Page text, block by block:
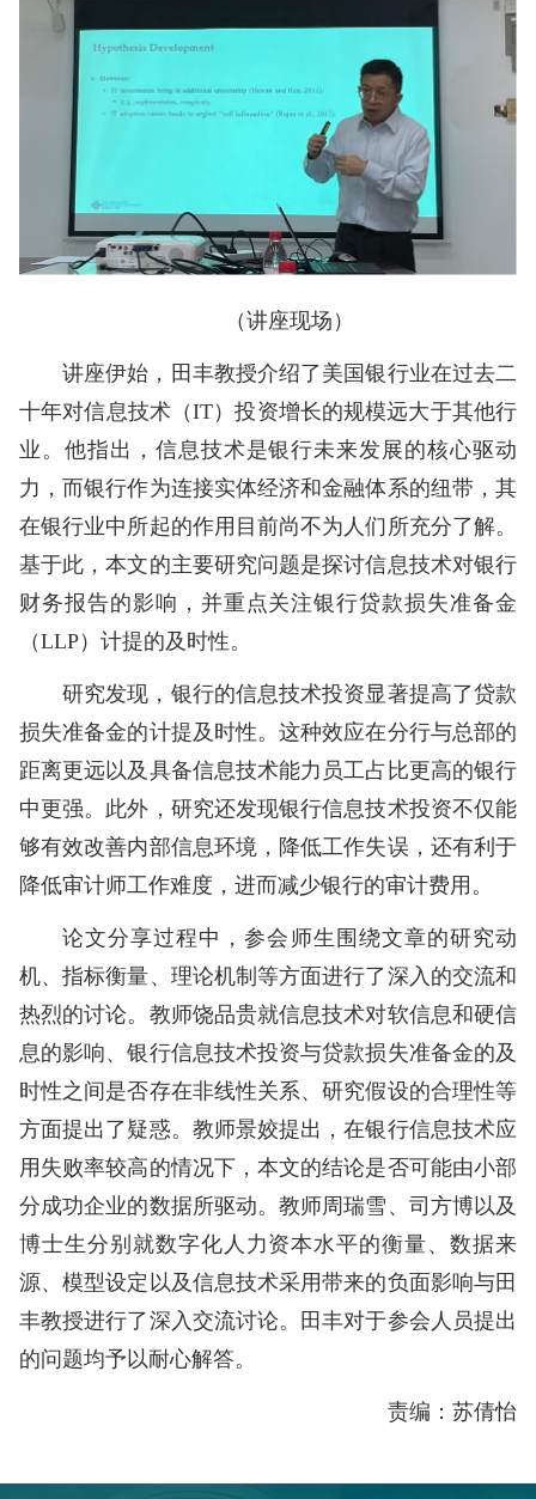
（讲座现场）
讲座伊始，田丰教授介绍了美国银行业在过去二
十年对信息技术（IT）投资增长的规模远大于其他行
业。他指出，信息技术是银行未来发展的核心驱动
力，而银行作为连接实体经济和金融体系的纽带，其
在银行业中所起的作用目前尚不为人们所充分了解。
基于此，本文的主要研究问题是探讨信息技术对银行
财务报告的影响，并重点关注银行贷款损失准备金
（LLP）计提的及时性。
研究发现，银行的信息技术投资显著提高了贷款
损失准备金的计提及时性。这种效应在分行与总部的
距离更远以及具备信息技术能力员工占比更高的银行
中更强。此外，研究还发现银行信息技术投资不仅能
够有效改善内部信息环境，降低工作失误，还有利于
降低审计师工作难度，进而减少银行的审计费用。
论文分享过程中，参会师生围绕文章的研究动
机、指标衡量、理论机制等方面进行了深入的交流和
热烈的讨论。教师饶品贵就信息技术对软信息和硬信
息的影响、银行信息技术投资与贷款损失准备金的及
时性之间是否存在非线性关系、研究假设的合理性等
方面提出了疑惑。教师景姣提出，在银行信息技术应
用失败率较高的情况下，本文的结论是否可能由小部
分成功企业的数据所驱动。教师周瑞雪、司方博以及
博士生分别就数字化人力资本水平的衡量、数据来
源、模型设定以及信息技术采用带来的负面影响与田
丰教授进行了深入交流讨论。田丰对于参会人员提出
的问题均予以耐心解答。
责编：苏倩怡